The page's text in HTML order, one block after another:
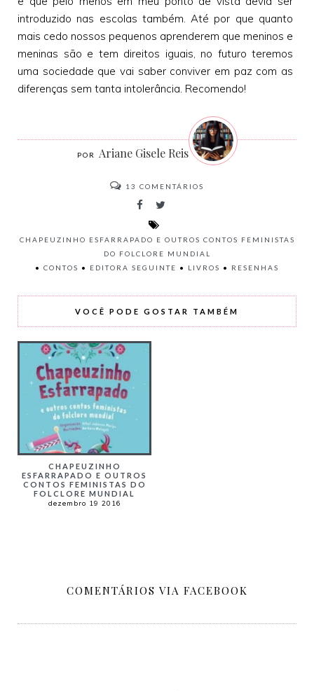
introduzido nas escolas também. Até por que quanto
mais cedo nossos pequenos aprenderem que meninos e
meninas são e tem direitos iguais, no futuro teremos
uma sociedade que vai saber conviver em paz com as
diferenças sem tanta intolerância. Recomendo!
Ariane Gisele Reis
13 COMENTÁRIOS
CHAPEUZINHO ESFARRAPADO E OUTROS CONTOS FEMINISTAS
DO FOLCLORE MUNDIAL
• CONTOS • EDITORA SEGUINTE • LIVROS • RESENHAS
VOCÊ PODE GOSTAR TAMBÉM
CHAPEUZINHO
ESFARRAPADO E OUTROS
CONTOS FEMINISTAS DO
FOLCLORE MUNDIAL
dezembro 19 2016
COMENTÁRIOS VIA FACEBOOK